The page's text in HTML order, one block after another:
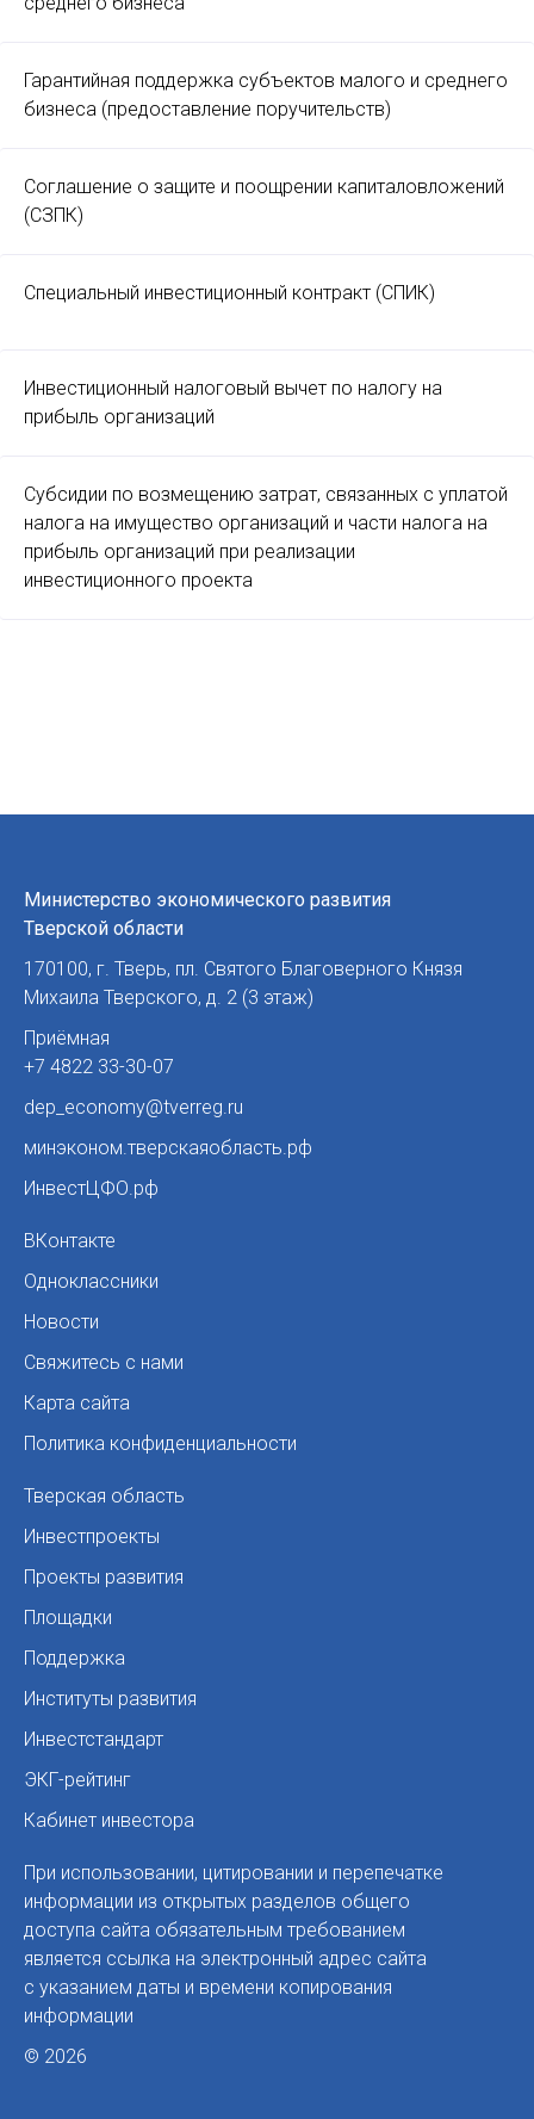
Гарантийная поддержка субъектов малого и среднего
бизнеса (предоставление поручительств)
Соглашение о защите и поощрении капиталовложений
(СЗПК)
Специальный инвестиционный контракт (СПИК)
Инвестиционный налоговый вычет по налогу на
прибыль организаций
Субсидии по возмещению затрат, связанных с уплатой
налога на имущество организаций и части налога на
прибыль организаций при реализации
инвестиционного проекта
Министерство экономического развития
Тверской области
170100, г. Тверь, пл. Святого Благоверного Князя
Михаила Тверского, д. 2 (3 этаж)
Приёмная
+7 4822 33-30-07
dep_economy@tverreg.ru
минэконом.тверскаяобласть.рф
ИнвестЦФО.рф
ВКонтакте
Одноклассники
Новости
Свяжитесь с нами
Карта сайта
Политика конфиденциальности
Тверская область
Инвестпроекты
Проекты развития
Площадки
Поддержка
Институты развития
Инвестстандарт
ЭКГ-рейтинг
Кабинет инвестора
При использовании, цитировании и перепечатке
информации из открытых разделов общего
доступа сайта обязательным требованием
является ссылка на электронный адрес сайта
с указанием даты и времени копирования
информации
© 2026